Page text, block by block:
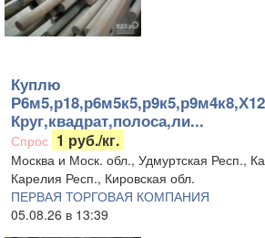
Куплю
Круг,квадрат,полоса,ли...
Спрос 1 руб./кг.
Москва и Моск. обл., Удмуртская Респ.,
Карелия Респ., Кировская обл.
ПЕРВАЯ ТОРГОВАЯ КОМПАНИЯ
05.08.26 в 13:39